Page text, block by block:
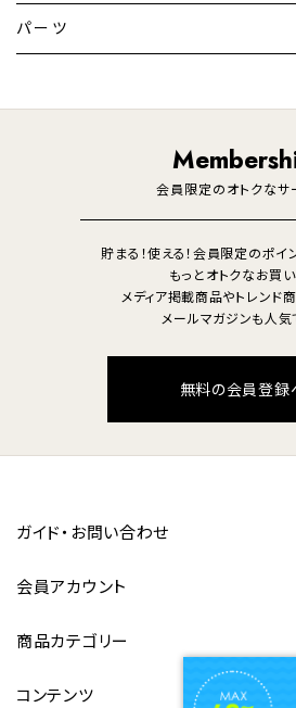
暖房機
調理家電
テレビ
パーツ
会員限定のオトクなサ
貯まる！使える！会員限定のポイ
もっとオトクなお買い
メディア掲載商品やトレンド
メールマガジンも人気
無料の会員登録
ガイド・お問い合わせ
会員アカウント
商品カテゴリー
コンテンツ